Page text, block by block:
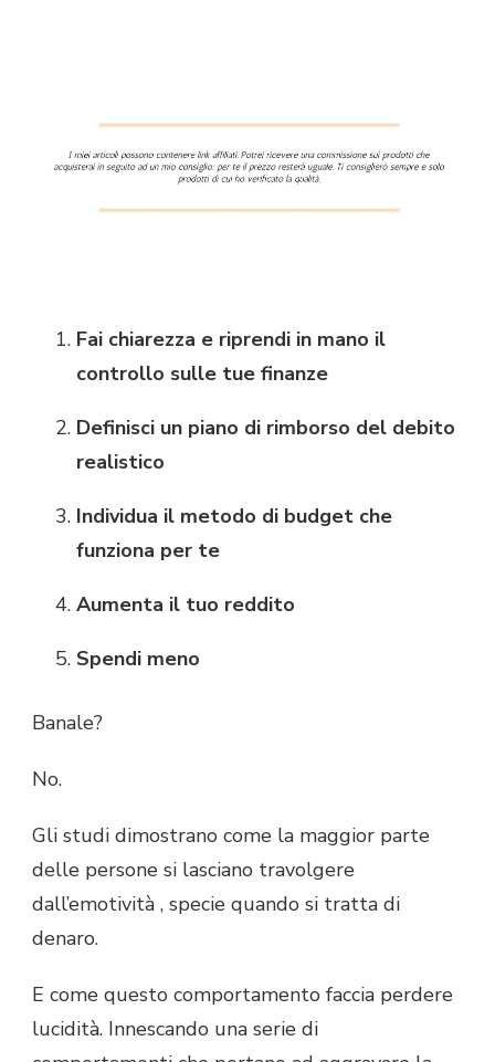
Fai chiarezza e riprendi in mano il
controllo sulle tue finanze
Definisci un piano di rimborso del debito
realistico
Individua il metodo di budget che
funziona per te
Aumenta il tuo reddito
Spendi meno
Banale?
No.
Gli studi dimostrano come la maggior parte
delle persone si lasciano travolgere
dall’emotività , specie quando si tratta di
denaro.
E come questo comportamento faccia perdere
lucidità. Innescando una serie di